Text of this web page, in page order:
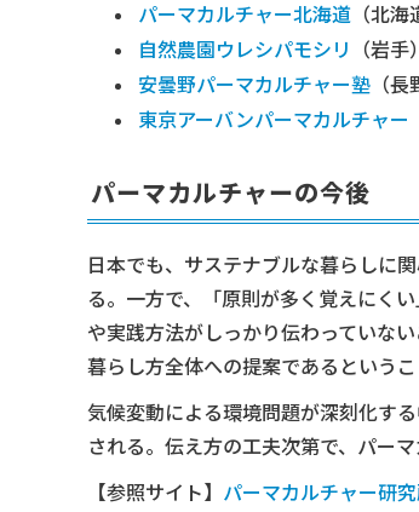
パーマカルチャー北海道 （北海
自然農園ウレシパモシリ
（岩手）
安曇野パーマカルチャー塾 （長
東京アーバンパーマカルチャー
パーマカルチャーの今後
日本でも、サステナブルな暮らしに
る。一方で、「原則が多く覚えにく
や実践方法がしっかり伝わっていな
暮らし方全体への提案であるという
気候変動による環境問題が深刻化す
される。伝え方の工夫次第で、パー
【参照サイト】 パーマカルチャー研